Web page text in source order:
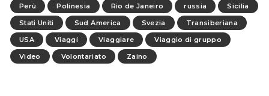
Perù
Polinesia Rio de Janeiro russia
Sicilia
Stati Uniti
Sud America Svezia
Transiberiana
USA
Viaggi Viaggiare
Viaggio di gruppo
Video
Volontariato Zaino